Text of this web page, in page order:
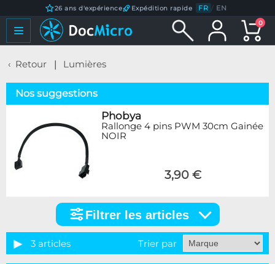
26 ans d'expérience Expédition rapide FR / EN
0
Retour Lumières
Nos suggestions
Phobya
Rallonge 4 pins PWM 30cm Gainée
NOIR
3,90 €
articles
Filtrer les articles
3 articles Trier par